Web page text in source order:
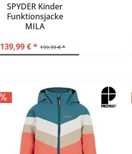
SPYDER Kinder
Funktionsjacke
MILA
199,99 € *
139,99 € *